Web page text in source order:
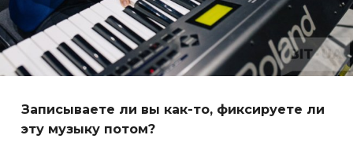
Записываете ли вы как-то, фиксируете ли
эту музыку потом?